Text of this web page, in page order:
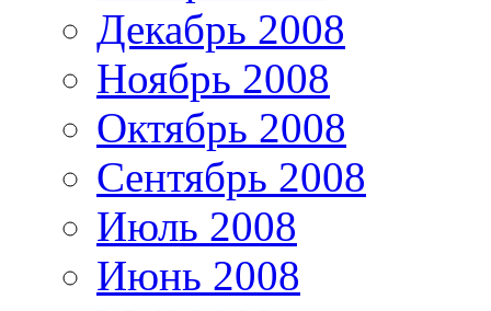
Декабрь 2008
Ноябрь 2008
Октябрь 2008
Сентябрь 2008
Июль 2008
Июнь 2008